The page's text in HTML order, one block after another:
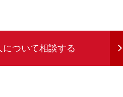
について相談する